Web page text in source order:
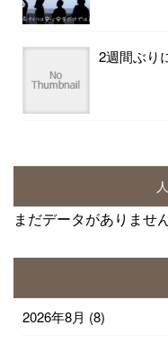
2週間ぶり
まだデータがありません
2026年8月 (8)